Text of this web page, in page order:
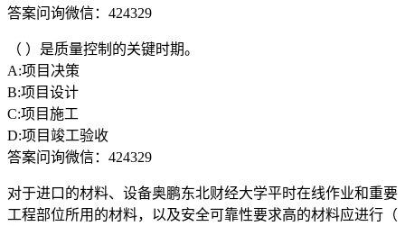
答案问询微信：424329
（ ）是质量控制的关键时期。
A:项目决策
B:项目设计
C:项目施工
D:项目竣工验收
答案问询微信：424329
对于进口的材料、设备奥鹏东北财经大学平时在线作业和重要
工程部位所用的材料，以及安全可靠性要求高的材料应进行（